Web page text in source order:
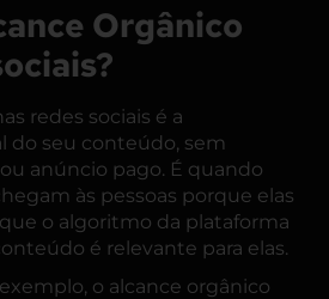
Orgânico
redes sociais é a
do seu conteúdo, sem
anúncio pago. É quando
às pessoas porque elas
o algoritmo da plataforma
é relevante para elas.
o alcance orgânico